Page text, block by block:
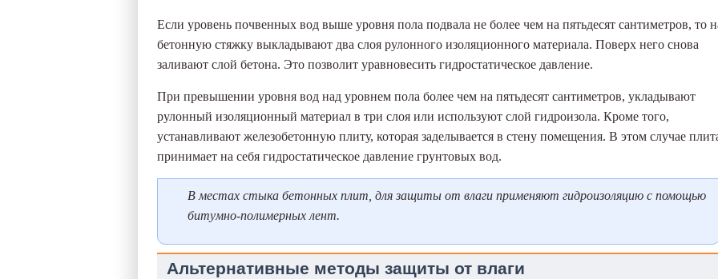
Если уровень почвенных вод выше уровня пола подвала не более чем на пятьдесят сантиметров, то
бетонную стяжку выкладывают два слоя рулонного изоляционного материала. Поверх него снова
заливают слой бетона. Это позволит уравновесить гидростатическое давление.
При превышении уровня вод над уровнем пола более чем на пятьдесят сантиметров, укладывают
рулонный изоляционный материал в три слоя или используют слой гидроизола. Кроме того,
устанавливают железобетонную плиту, которая заделывается в стену помещения. В этом случае
принимает на себя гидростатическое давление грунтовых вод.
В местах стыка бетонных плит, для защиты от влаги применяют гидроизоляцию с помощью
битумно-полимерных лент.
Альтернативные методы защиты от влаги